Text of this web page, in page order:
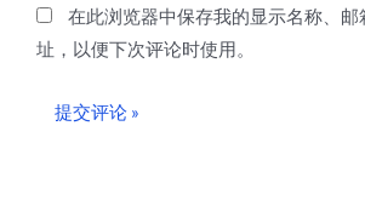
在此浏览器中保存我的显示名称、
址，以便下次评论时使用。